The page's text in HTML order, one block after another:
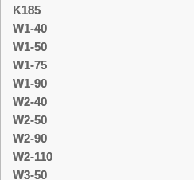
K185
W1-40
W1-50
W1-75
W1-90
W2-40
W2-50
W2-90
W2-110
W3-50